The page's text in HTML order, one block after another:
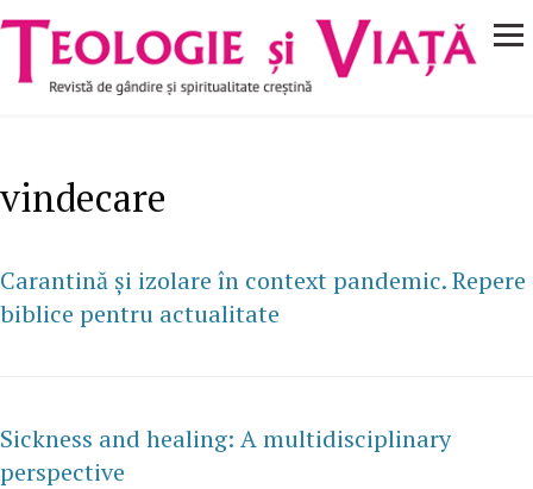
Mergi la conţinutul principal
Navigare
principală
vindecare
Carantină și izolare în context pandemic. Repere
biblice pentru actualitate
Sickness and healing: A multidisciplinary
perspective